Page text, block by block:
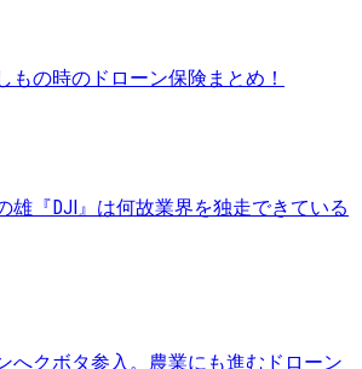
もの時のドローン保険まとめ！
雄『DJI』は何故業界を独走できている
へクボタ参入。農業にも進むドローン